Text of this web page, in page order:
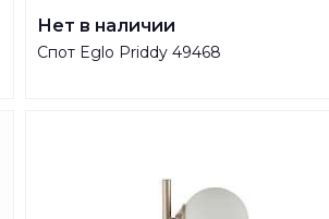
Нет в наличии
Спот Eglo Priddy 49468